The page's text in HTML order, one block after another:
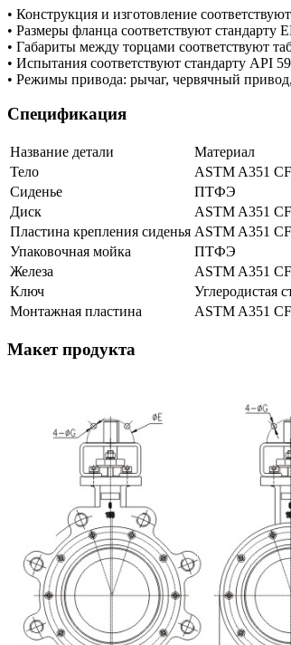
• Конструкция и изготовление
• Размеры фланца соответствуют стандарту
• Габариты между торцами соответствуют
• Испытания соответствуют стандарту API
• Режимы привода: рычаг, червячный
Спецификация
Название детали
Материал
Тело
ASTM A351
Сиденье
ПТФЭ
Диск
ASTM A351
Пластина крепления сиденья ASTM A351
Упаковочная мойка
ПТФЭ
Железа
ASTM A351
Ключ
Углеродистая
Монтажная пластина
ASTM A351
Макет продукта